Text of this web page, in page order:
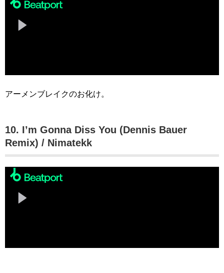
アーメンブレイクのお化け。
10. I’m Gonna Diss You (Dennis Bauer
Remix) / Nimatekk